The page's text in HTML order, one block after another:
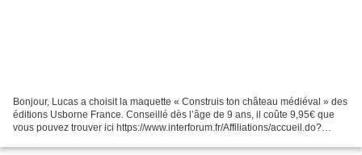
Bonjour, Lucas a choisit la maquette « Construis ton château médiéval » des
éditions Usborne France. Conseillé dès l’âge de 9 ans, il coûte 9,95€ que
vous pouvez trouver ici https://www.interforum.fr/Affiliations/accueil.do?